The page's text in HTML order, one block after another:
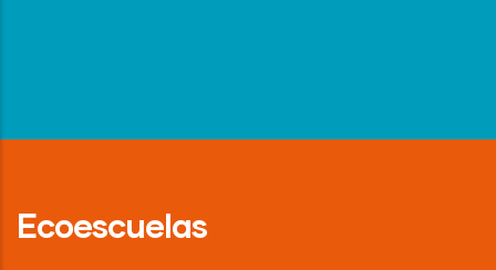
Ecoescuelas